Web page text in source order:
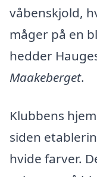
våbenskjold,
måger på en
hedder
Maakeberget.
Klubbens
siden
hvide farver.